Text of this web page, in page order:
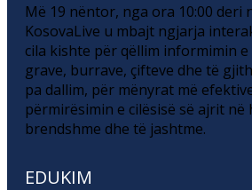
Më 19 nëntor, nga ora 10:00 deri
KosovaLive u mbajt ngjarja
cila kishte për qëllim informimin e
grave, burrave, çifteve dhe të
pa dallim, për mënyrat më
përmirësimin e cilësisë së ajrit në
brendshme dhe të jashtme.
EDUKIM